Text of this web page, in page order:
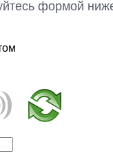
формой